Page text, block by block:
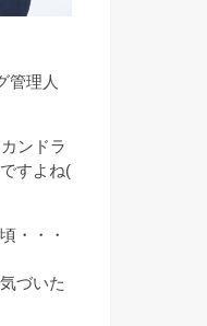
管理人
ンドラ
すよね(
・・・
づいた